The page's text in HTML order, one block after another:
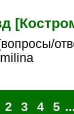
2 3 4 5